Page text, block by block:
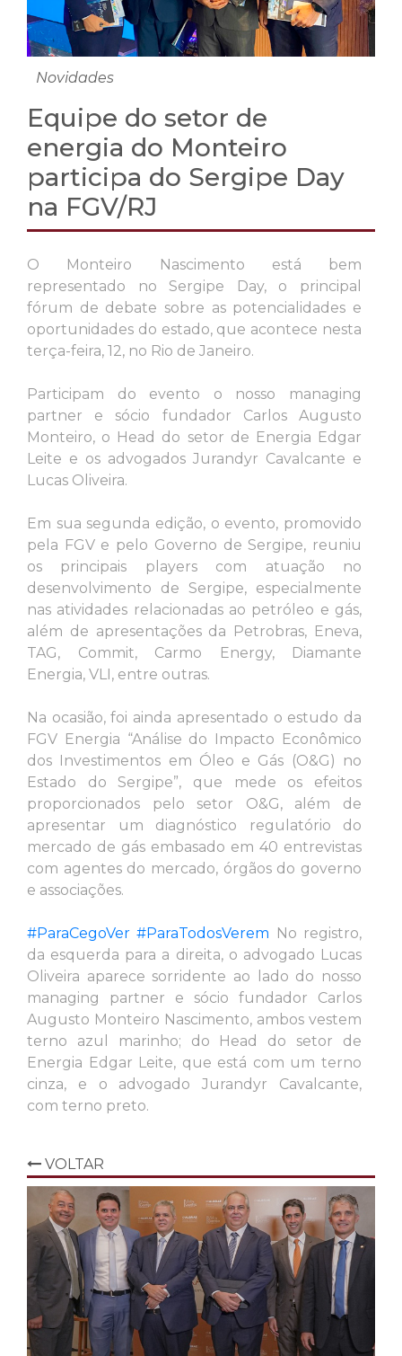
II
Novidades
Equipe do setor de
energia do Monteiro
participa do Sergipe Day
na FGV/RJ
O Monteiro Nascimento está bem
representado no Sergipe Day, o principal
fórum de debate sobre as potencialidades e
oportunidades do estado, que acontece nesta
terça-feira, 12, no Rio de Janeiro.
Participam do evento o nosso managing
partner e sócio fundador Carlos Augusto
Monteiro, o Head do setor de Energia Edgar
Leite e os advogados Jurandyr Cavalcante e
Lucas Oliveira.
Em sua segunda edição, o evento, promovido
pela FGV e pelo Governo de Sergipe, reuniu
os principais players com atuação no
desenvolvimento de Sergipe, especialmente
nas atividades relacionadas ao petróleo e gás,
além de apresentações da Petrobras, Eneva,
TAG, Commit, Carmo Energy, Diamante
Energia, VLI, entre outras.
Na ocasião, foi ainda apresentado o estudo da
FGV Energia “Análise do Impacto Econômico
dos Investimentos em Óleo e Gás (O&G) no
Estado do Sergipe”, que mede os efeitos
proporcionados pelo setor O&G, além de
apresentar um diagnóstico regulatório do
mercado de gás embasado em 40 entrevistas
com agentes do mercado, órgãos do governo
e associações. ­
#ParaCegoVer #ParaTodosVerem No registro,
da esquerda para a direita, o advogado Lucas
Oliveira aparece sorridente ao lado do nosso
managing partner e sócio fundador Carlos
Augusto Monteiro Nascimento, ambos vestem
terno azul marinho; do Head do setor de
Energia Edgar Leite, que está com um terno
cinza, e o advogado Jurandyr Cavalcante,
com terno preto.
VOLTAR